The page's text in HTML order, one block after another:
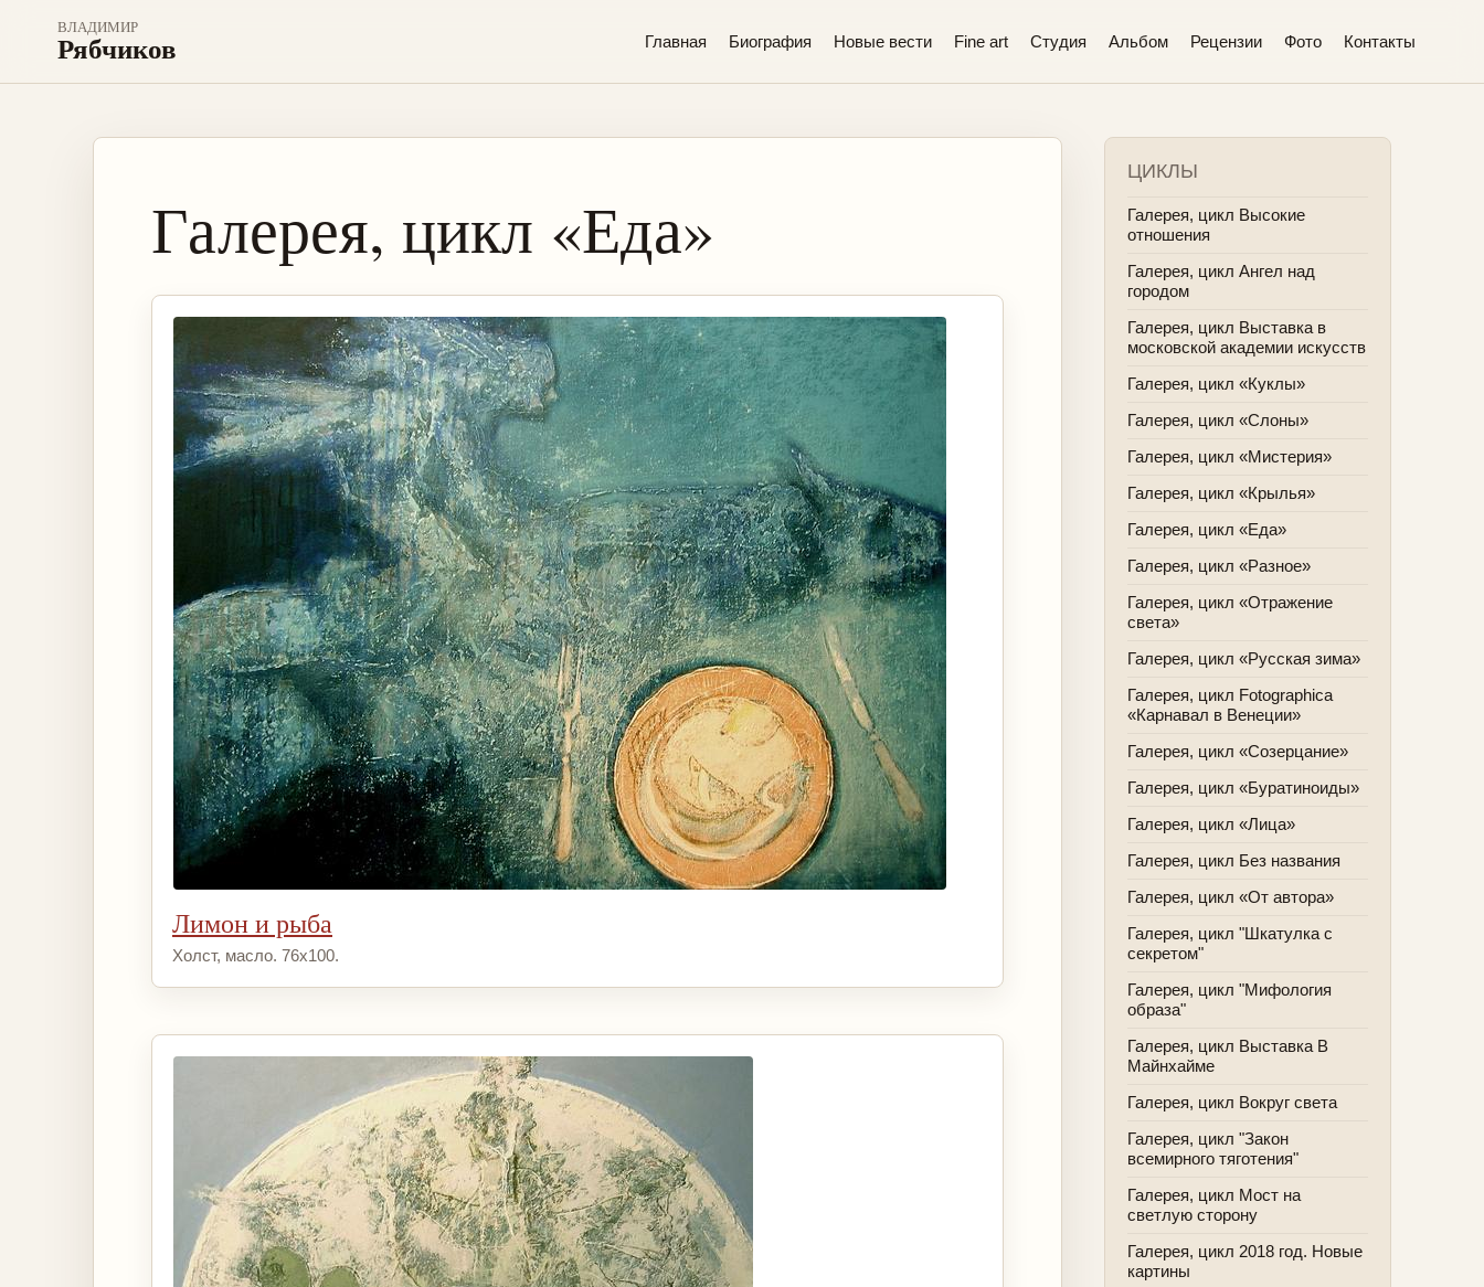
ВЛАДИМИР
Рябчиков Главная Биография Новые вести Fine art Студия Альбом Рецензии Фото Контакты
Галерея, цикл «Еда»
Лимон и рыба
Холст, масло. 76х100.
ЦИКЛЫ
Галерея, цикл Высокие
отношения
Галерея, цикл Ангел над
городом
Галерея, цикл Выставка в
московской академии искусств
Галерея, цикл «Куклы»
Галерея, цикл «Слоны»
Галерея, цикл «Мистерия»
Галерея, цикл «Крылья»
Галерея, цикл «Еда»
Галерея, цикл «Разное»
Галерея, цикл «Отражение
света»
Галерея, цикл «Русская зима»
Галерея, цикл Fotographica
«Карнавал в Венеции»
Галерея, цикл «Созерцание»
Галерея, цикл «Буратиноиды»
Галерея, цикл «Лица»
Галерея, цикл Без названия
Галерея, цикл «От автора»
Галерея, цикл "Шкатулка с
секретом"
Галерея, цикл "Мифология
образа"
Галерея, цикл Выставка В
Майнхайме
Галерея, цикл Вокруг света
Галерея, цикл "Закон
всемирного тяготения"
Галерея, цикл Мост на
светлую сторону
Галерея, цикл 2018 год. Новые
картины